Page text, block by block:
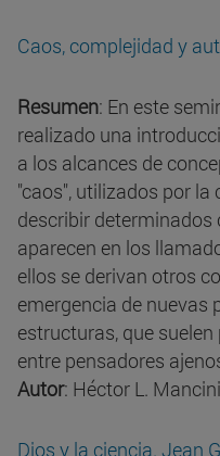
Caos, complejidad y
Resumen: En este
realizado una
a los alcances de
"caos", utilizados por
describir
aparecen en los
ellos se derivan otros
emergencia de nuevas
estructuras, que
entre pensadores
Autor: Héctor L. Mancini
Dios y la ciencia. Jean